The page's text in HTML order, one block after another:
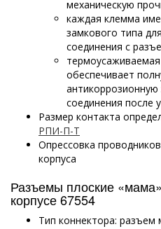
механическую
каждая клемма
замкового типа
соединения с
обеспечивает
соединения после
Размер контакта
РПИ-П-Т
Опрессовка
корпуса
Разъемы плоские
корпусе 67554
Тип коннектора: разъем